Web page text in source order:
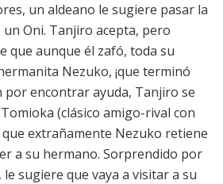
un aldeano le sugiere pasar la
Oni. Tanjiro acepta, pero
que aunque él zafó, toda su
Nezuko, ¡que terminó
por encontrar ayuda, Tanjiro se
(clásico amigo-rival con
extrañamente Nezuko retiene
a su hermano. Sorprendido por
sugiere que vaya a visitar a su